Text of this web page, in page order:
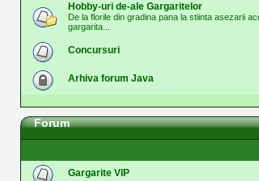
Hobby-uri de-ale Gargaritelor
De la florile din gradina pana la stiinta asezarii
gargarita...
Concursuri
Arhiva forum Java
Forum
Gargarite VIP